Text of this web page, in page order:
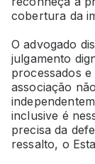
cobertura da
O advogado
julgamento
processados
associação
inclusive é
precisa da
ressalto, o